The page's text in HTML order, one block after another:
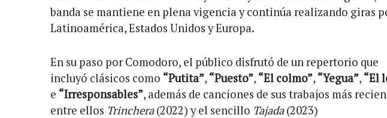
banda se mantiene en plena vigencia y continúa realizando giras
Latinoamérica, Estados Unidos y Europa.
En su paso por Comodoro, el público disfrutó de un repertorio que
incluyó clásicos como “Putita”, “Puesto”, “El colmo”, “Yegua”, “El
e “Irresponsables”, además de canciones de sus trabajos más
entre ellos Trinchera(2022) y el sencillo Tajada(2023)